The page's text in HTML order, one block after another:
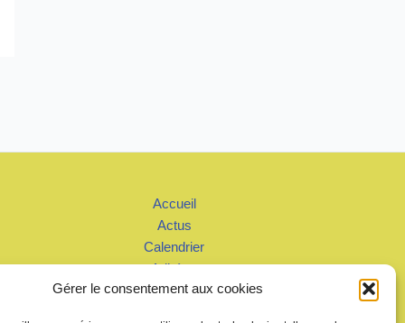
Gérer le consentement aux cookies
Accueil
Actus
Calendrier
Adhérer
Galeries – Vidéos